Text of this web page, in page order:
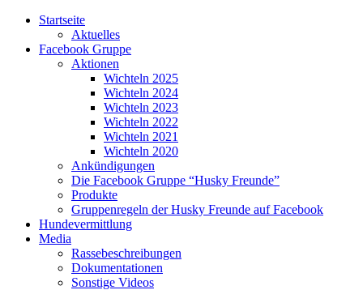
Startseite
Aktuelles
Facebook Gruppe
Aktionen
Wichteln 2025
Wichteln 2024
Wichteln 2023
Wichteln 2022
Wichteln 2021
Wichteln 2020
Ankündigungen
Die Facebook Gruppe “Husky Freunde”
Produkte
Gruppenregeln der Husky Freunde auf Facebook
Hundevermittlung
Media
Rassebeschreibungen
Dokumentationen
Sonstige Videos